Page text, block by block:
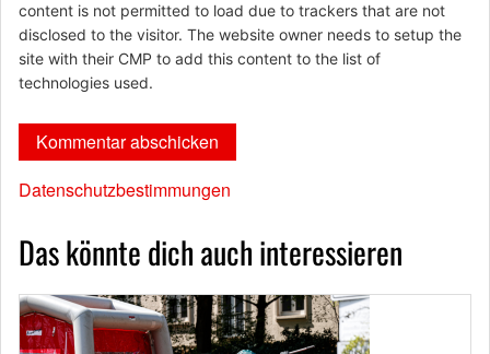
content is not permitted to load due to trackers that are not
disclosed to the visitor. The website owner needs to setup the
site with their CMP to add this content to the list of
technologies used.
Datenschutzbestimmungen
Das könnte dich auch interessieren